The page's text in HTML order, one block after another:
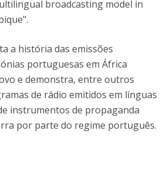
broadcasting model in
a história das emissões
portuguesas em África
e demonstra, entre outros
de rádio emitidos em línguas
instrumentos de propaganda
por parte do regime português.